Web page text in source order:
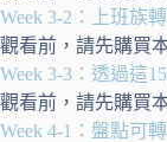
Week 3-2：上班族
觀看前，請先購買
Week 3-3：透過這
觀看前，請先購買
Week 4-1：盤點可